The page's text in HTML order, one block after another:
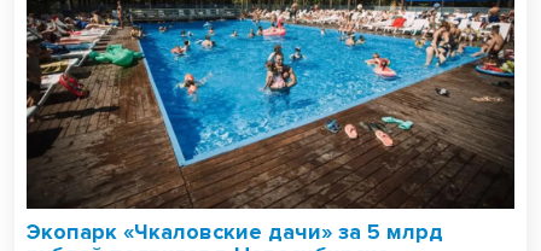
Экопарк «Чкаловские дачи» за 5 млрд